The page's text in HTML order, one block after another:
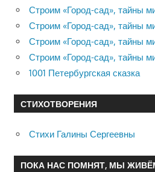
Строим «Город-сад», тайны
Строим «Город-сад», тайны
Строим «Город-сад», тайны
Строим «Город-сад», тайны
1001 Петербургская сказка
СТИХОТВОРЕНИЯ
Стихи Галины Сергеевны
ПОКА НАС ПОМНЯТ, МЫ